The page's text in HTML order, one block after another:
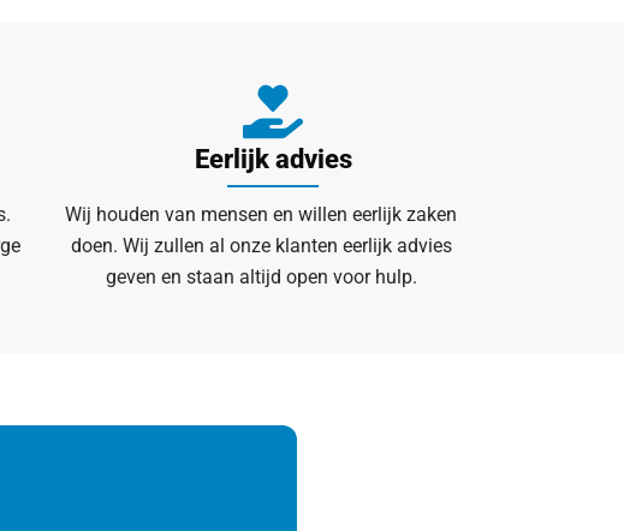
Eerlijk advies
Wij houden van mensen en willen eerlijk zaken
doen. Wij zullen al onze klanten eerlijk advies
geven en staan altijd open voor hulp.